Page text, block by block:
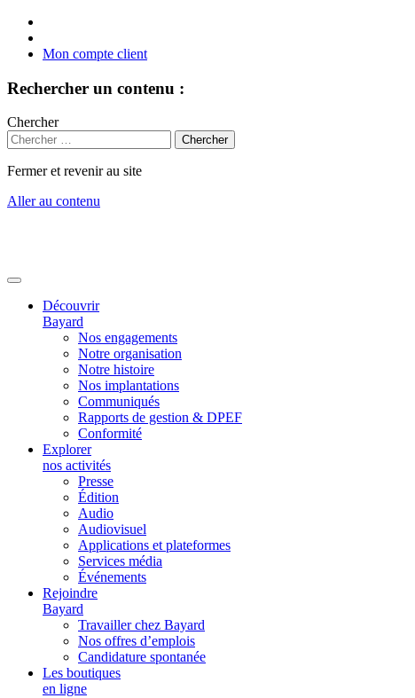
Mon compte client
Rechercher un contenu :
Chercher
Fermer et revenir au site
Aller au contenu
Découvrir
Bayard
Nos engagements
Notre organisation
Notre histoire
Nos implantations
Communiqués
Rapports de gestion & DPEF
Conformité
Explorer
nos activités
Presse
Édition
Audio
Audiovisuel
Applications et plateformes
Services média
Événements
Rejoindre
Bayard
Travailler chez Bayard
Nos offres d’emplois
Candidature spontanée
Les boutiques
en ligne